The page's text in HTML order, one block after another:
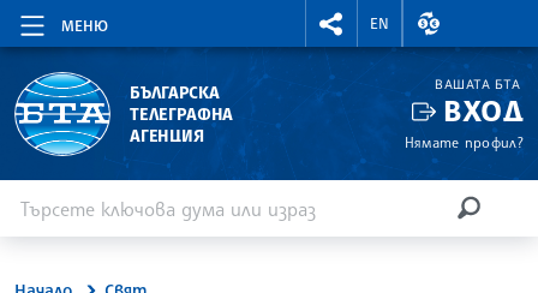
МЕНЮ
RIGHTMENU.SOCIAL
EN
ВАЛУТНИ
БЪЛГАРСКА
ТЕЛЕГРАФНА
АГЕНЦИЯ
ВАШАТА БТА
ВХОД
Нямате профил?